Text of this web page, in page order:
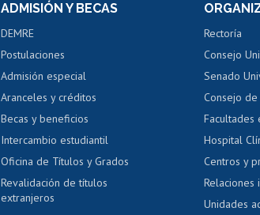
Servicio médico y dental
Pago de arancel y crédito alumnos
Pago de arancel y crédito exalumnos
Certificado de títulos y grados
ADMISIÓN Y BECAS
DEMRE
Postulaciones
Admisión especial
Aranceles y créditos
Becas y beneficios
Intercambio estudiantil
Oficina de Títulos y Grados
Revalidación de títulos
extranjeros
Rectoría
Consejo
Senado
Consejo de
Facultades
Hospital
Centros y
Relaciones
Unidades